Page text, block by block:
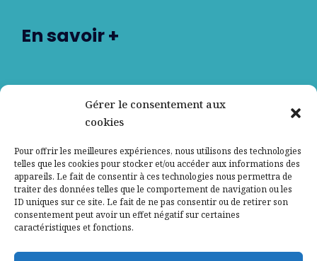
Gérer le consentement aux
cookies
Pour offrir les meilleures expériences, nous utilisons des technologies
telles que les cookies pour stocker et/ou accéder aux informations des
appareils. Le fait de consentir à ces technologies nous permettra de
traiter des données telles que le comportement de navigation ou les
ID uniques sur ce site. Le fait de ne pas consentir ou de retirer son
consentement peut avoir un effet négatif sur certaines
caractéristiques et fonctions.
En savoir +
Contactez-nous
Mentions légales